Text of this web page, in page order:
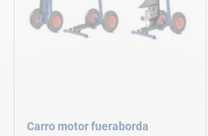
Carro motor fueraborda